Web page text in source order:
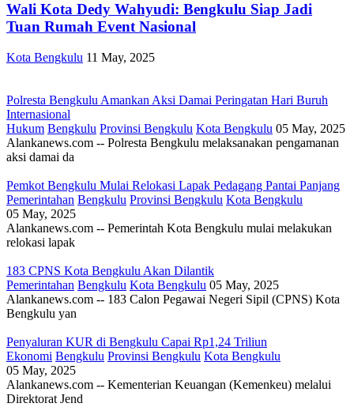
Wali Kota Dedy Wahyudi: Bengkulu Siap Jadi
Tuan Rumah Event Nasional
Kota Bengkulu 11 May, 2025
Polresta Bengkulu Amankan Aksi Damai Peringatan Hari Buruh
Internasional
Hukum Bengkulu Provinsi Bengkulu Kota Bengkulu 05 May, 2025
Alankanews.com -- Polresta Bengkulu melaksanakan pengamanan
aksi damai da
Pemkot Bengkulu Mulai Relokasi Lapak Pedagang Pantai Panjang
Pemerintahan Bengkulu Provinsi Bengkulu Kota Bengkulu
05 May, 2025
Alankanews.com -- Pemerintah Kota Bengkulu mulai melakukan
relokasi lapak
183 CPNS Kota Bengkulu Akan Dilantik
Pemerintahan Bengkulu Kota Bengkulu 05 May, 2025
Alankanews.com -- 183 Calon Pegawai Negeri Sipil (CPNS) Kota
Bengkulu yan
Penyaluran KUR di Bengkulu Capai Rp1,24 Triliun
Ekonomi Bengkulu Provinsi Bengkulu Kota Bengkulu
05 May, 2025
Alankanews.com -- Kementerian Keuangan (Kemenkeu) melalui
Direktorat Jend